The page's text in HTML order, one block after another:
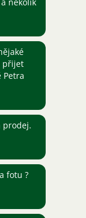
přijet
Petra
prodej.
fotu ?